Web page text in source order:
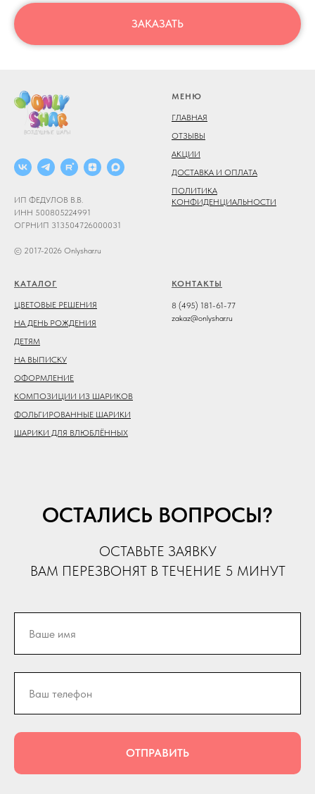
ЗАКАЗАТЬ
ИП ФЕДУЛОВ В.В.
ИНН 500805224991
ОГРНИП 313504726000031
© 2017-2026 Onlyshar.ru
МЕНЮ
ГЛАВНАЯ
ОТЗЫВЫ
АКЦИИ
ДОСТАВКА И ОПЛАТА
ПОЛИТИКА
КОНФИДЕНЦИАЛЬНОСТИ
КАТАЛОГ
ЦВЕТОВЫЕ РЕШЕНИЯ
НА ДЕНЬ РОЖДЕНИЯ
ДЕТЯМ
НА ВЫПИСКУ
ОФОРМЛЕНИЕ
КОМПОЗИЦИИ ИЗ ШАРИКОВ
ФОЛЬГИРОВАННЫЕ ШАРИКИ
ШАРИКИ ДЛЯ ВЛЮБЛЁННЫХ
КОНТАКТЫ
8 (495) 181-61-77
zakaz@onlyshar.ru
ОСТАЛИСЬ ВОПРОСЫ?
ОСТАВЬТЕ ЗАЯВКУ
ВАМ ПЕРЕЗВОНЯТ В ТЕЧЕНИЕ 5 МИНУТ
ОТПРАВИТЬ